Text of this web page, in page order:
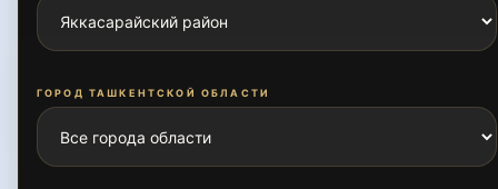
ГОРОД ТАШКЕНТСКОЙ ОБЛАСТИ